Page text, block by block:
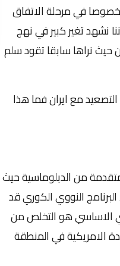
خصوصا في مرحلة الاتفاق
جيداً لكننا نشهد تغير كبير في نهج
حيث نراها سابقا تقود سلم
مع ايران فما هذا
من الدبلوماسية حيث
النووي الكوري قد
الاساسي هو التخلص من
الامريكية في المنطقة